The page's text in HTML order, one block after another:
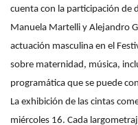
cuenta con la participación de
Manuela Martelli y Alejandro
actuación masculina en el
sobre maternidad, música,
programática que se puede
La exhibición de las cintas
miércoles 16. Cada